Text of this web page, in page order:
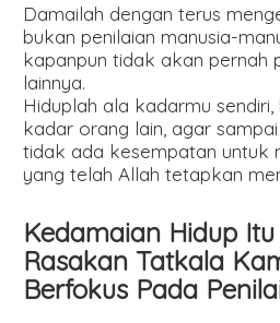
Damailah dengan terus
bukan penilaian manusia-
kapanpun tidak akan pernah
lainnya.
Hiduplah ala kadarmu
kadar orang lain, agar
tidak ada kesempatan untuk
yang telah Allah tetapkan
Kedamaian Hidup
Rasakan Tatkala
Berfokus Pada